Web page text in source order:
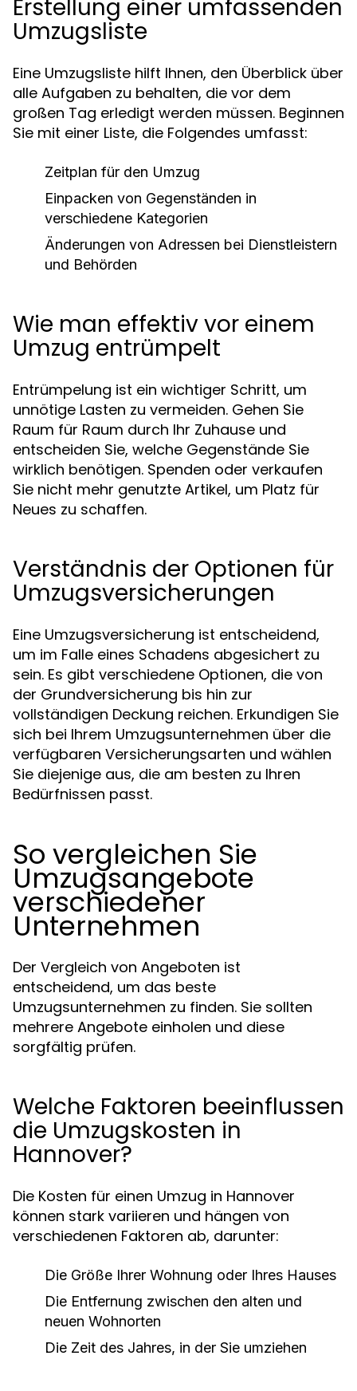
Erstellung einer umfassenden
Umzugsliste
Eine Umzugsliste hilft Ihnen, den Überblick über
alle Aufgaben zu behalten, die vor dem
großen Tag erledigt werden müssen. Beginnen
Sie mit einer Liste, die Folgendes umfasst:
Zeitplan für den Umzug
Einpacken von Gegenständen in
verschiedene Kategorien
Änderungen von Adressen bei Dienstleistern
und Behörden
Wie man effektiv vor einem
Umzug entrümpelt
Entrümpelung ist ein wichtiger Schritt, um
unnötige Lasten zu vermeiden. Gehen Sie
Raum für Raum durch Ihr Zuhause und
entscheiden Sie, welche Gegenstände Sie
wirklich benötigen. Spenden oder verkaufen
Sie nicht mehr genutzte Artikel, um Platz für
Neues zu schaffen.
Verständnis der Optionen für
Umzugsversicherungen
Eine Umzugsversicherung ist entscheidend,
um im Falle eines Schadens abgesichert zu
sein. Es gibt verschiedene Optionen, die von
der Grundversicherung bis hin zur
vollständigen Deckung reichen. Erkundigen Sie
sich bei Ihrem Umzugsunternehmen über die
verfügbaren Versicherungsarten und wählen
Sie diejenige aus, die am besten zu Ihren
Bedürfnissen passt.
So vergleichen Sie
Umzugsangebote
verschiedener
Unternehmen
Der Vergleich von Angeboten ist
entscheidend, um das beste
Umzugsunternehmen zu finden. Sie sollten
mehrere Angebote einholen und diese
sorgfältig prüfen.
Welche Faktoren beeinflussen
die Umzugskosten in
Hannover?
Die Kosten für einen Umzug in Hannover
können stark variieren und hängen von
verschiedenen Faktoren ab, darunter:
Die Größe Ihrer Wohnung oder Ihres Hauses
Die Entfernung zwischen den alten und
neuen Wohnorten
Die Zeit des Jahres, in der Sie umziehen